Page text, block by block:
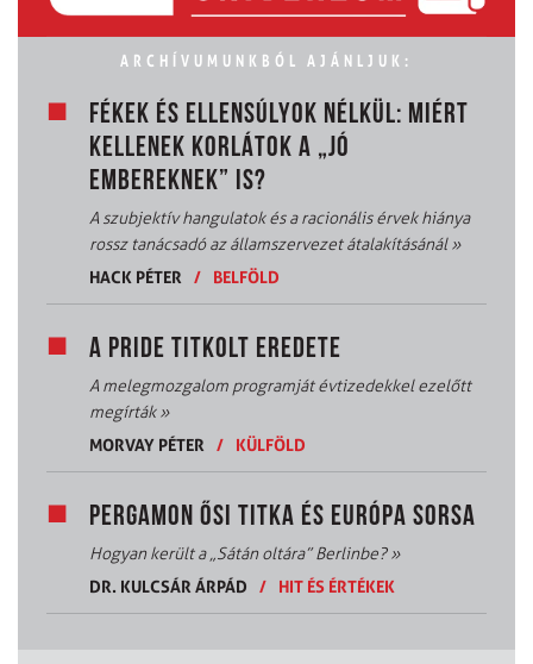
ARCHÍVUMUNKBÓL AJÁNLJUK:
FÉKEK ÉS ELLENSÚLYOK NÉLKÜL: MIÉRT
KELLENEK KORLÁTOK A „JÓ
EMBEREKNEK” IS?
A szubjektív hangulatok és a racionális érvek hiánya
rossz tanácsadó az államszervezet átalakításánál»
HACK PÉTER
/ BELFÖLD
A PRIDE TITKOLT EREDETE
A melegmozgalom programját évtizedekkel ezelőtt
megírták»
MORVAY PÉTER
/ KÜLFÖLD
PERGAMON ŐSI TITKA ÉS EURÓPA SORSA
Hogyan került a „Sátán oltára” Berlinbe?»
DR. KULCSÁR ÁRPÁD
/ HIT ÉS ÉRTÉKEK